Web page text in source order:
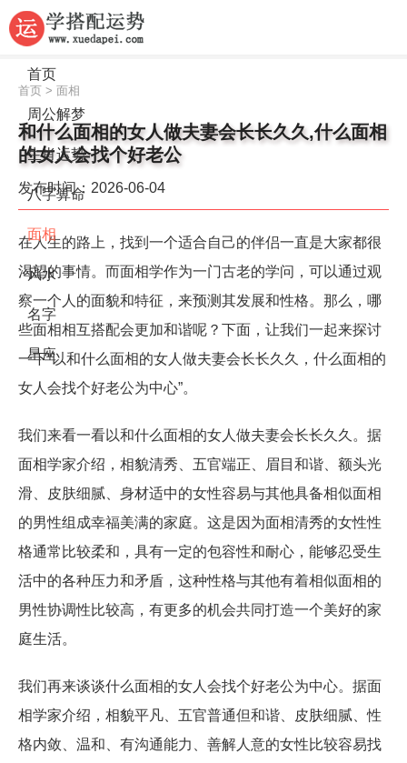
首页
周公解梦
生肖运势
八字算命
面相
风水
名字
星座
首页 > 面相
和什么面相的女人做夫妻会长长久久,什么面相
的女人会找个好老公
发布时间：2026-06-04
在人生的路上，找到一个适合自己的伴侣一直是大家都很
渴望的事情。而面相学作为一门古老的学问，可以通过观
察一个人的面貌和特征，来预测其发展和性格。那么，哪
些面相相互搭配会更加和谐呢？下面，让我们一起来探讨
一下“以和什么面相的女人做夫妻会长长久久，什么面相的
女人会找个好老公为中心”。
我们来看一看以和什么面相的女人做夫妻会长长久久。据
面相学家介绍，相貌清秀、五官端正、眉目和谐、额头光
滑、皮肤细腻、身材适中的女性容易与其他具备相似面相
的男性组成幸福美满的家庭。这是因为面相清秀的女性性
格通常比较柔和，具有一定的包容性和耐心，能够忍受生
活中的各种压力和矛盾，这种性格与其他有着相似面相的
男性协调性比较高，有更多的机会共同打造一个美好的家
庭生活。
我们再来谈谈什么面相的女人会找个好老公为中心。据面
相学家介绍，相貌平凡、五官普通但和谐、皮肤细腻、性
格内敛、温和、有沟通能力、善解人意的女性比较容易找